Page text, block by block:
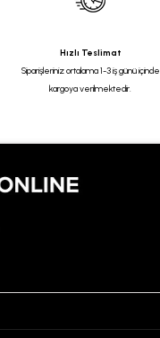
Hızlı Teslimat
Siparişleriniz ortalama 1-3 iş günü içinde
kargoya verilmektedir.